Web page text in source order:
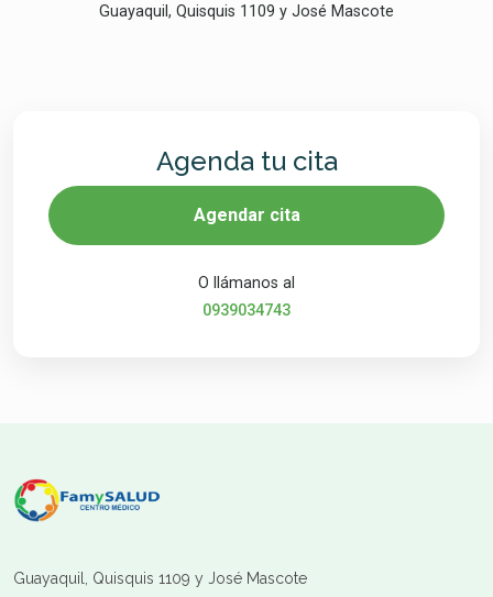
Guayaquil, Quisquis 1109 y José Mascote
Agenda tu cita
Agendar cita
O llámanos al
0939034743
Guayaquil, Quisquis 1109 y José Mascote